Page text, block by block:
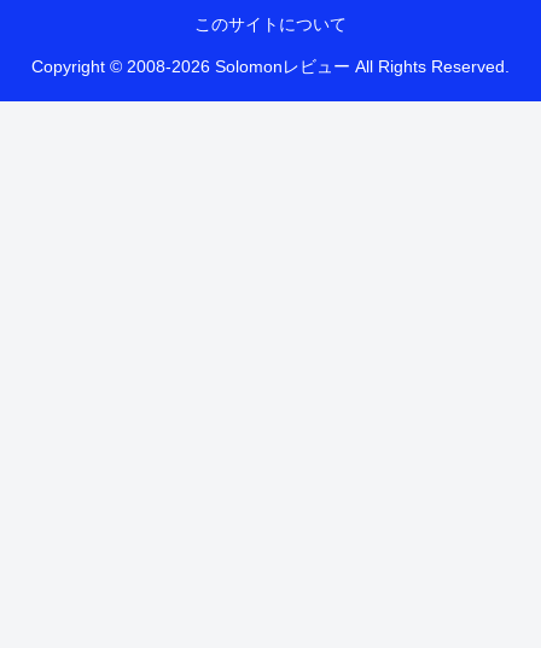
このサイトについて
Copyright © 2008-2026 Solomonレビュー All Rights Reserved.